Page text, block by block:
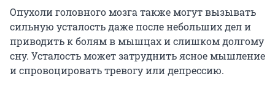
Опухоли головного мозга также могут вызывать
сильную усталость даже после небольших дел и
приводить к болям в мышцах и слишком долгому
сну. Усталость может затруднить ясное мышление
и спровоцировать тревогу или депрессию.